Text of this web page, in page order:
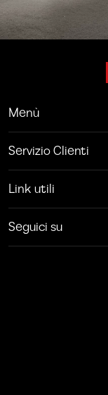
Menù
Servizio Clienti
Link utili
Seguici su